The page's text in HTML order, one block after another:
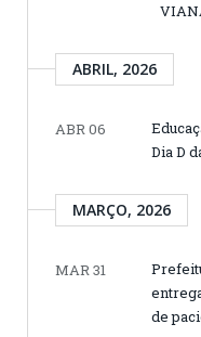
ABRIL, 2026
ABR 06
Dia D
MARÇO, 2026
MAR 31
de